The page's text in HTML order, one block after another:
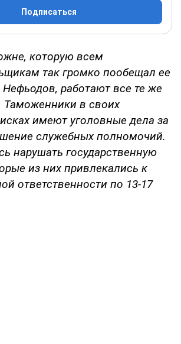
Подписаться
которую всем
так громко пообещал ее
работают все те же
Таможенники в своих
имеют уголовные дела за
служебных полномочий.
нарушать государственную
из них привлекались к
ответственности по 13-17